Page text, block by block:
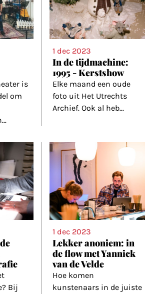
is
om
...
1 dec 2023
In de tijdmachine:
1995 - Kerstshow
Elke maand een oude
foto uit Het Utrechts
Archief. Ook al heb...
Bij
1 dec 2023
Lekker anoniem: in
de flow met Yannick
van de Velde
Hoe komen
kunstenaars in de juiste